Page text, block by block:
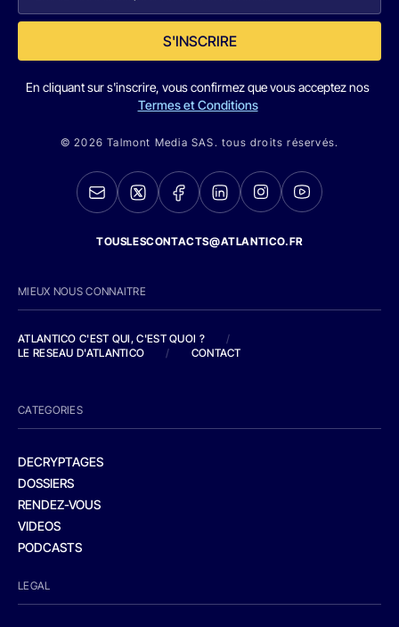
S'INSCRIRE
En cliquant sur s'inscrire, vous confirmez que vous acceptez nos
Termes et Conditions
© 2026 Talmont Media SAS. tous droits réservés.
TOUSLESCONTACTS@ATLANTICO.FR
MIEUX NOUS CONNAITRE
ATLANTICO C'EST QUI, C'EST QUOI ?
/
LE RESEAU D'ATLANTICO
/ CONTACT
CATEGORIES
DECRYPTAGES
DOSSIERS
RENDEZ-VOUS
VIDEOS
PODCASTS
LEGAL